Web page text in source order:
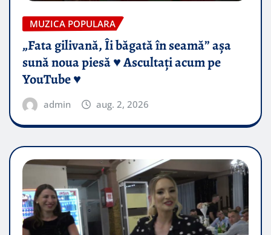
MUZICA POPULARA
„Fata gilivană, Îi băgată în seamă” așa
sună noua piesă ♥️ Ascultați acum pe
YouTube ♥️
admin aug. 2, 2026